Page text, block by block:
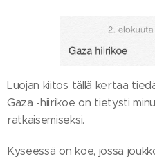
Luojan kiitos tällä kertaa
Gaza -hiirikoe on tietysti
ratkaisemiseksi.
Kyseessä on koe, jossa